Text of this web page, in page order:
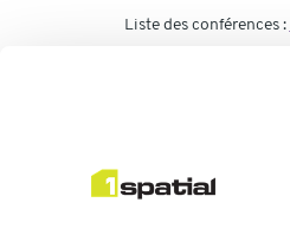
Liste des conférences :